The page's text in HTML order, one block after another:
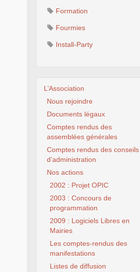
Formation
Fourmies
Install-Party
L’Association
Nous rejoindre
Documents légaux
Comptes rendus des
assemblées générales
Comptes rendus des conseils
d’administration
Nos actions
2002 : Projet OPIC
2003 : Concours de
programmation
2009 : Logiciels Libres en
Mairies
Les comptes-rendus des
manifestations
Listes de diffusion